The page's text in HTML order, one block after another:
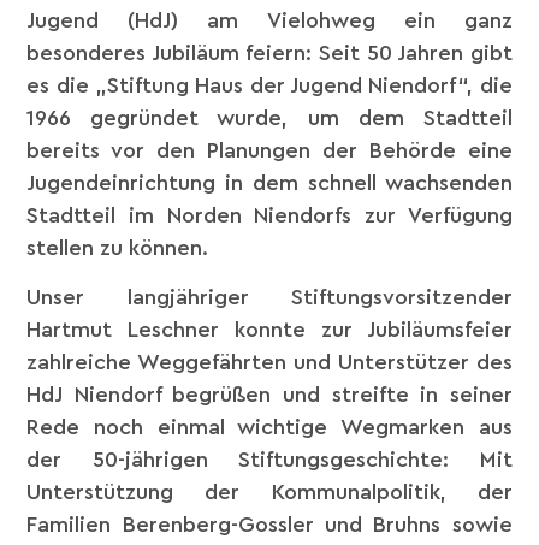
Jugend (HdJ) am Vielohweg ein ganz
besonderes Jubiläum feiern: Seit 50 Jahren gibt
es die „Stiftung Haus der Jugend Niendorf“, die
1966 gegründet wurde, um dem Stadtteil
bereits vor den Planungen der Behörde eine
Jugendeinrichtung in dem schnell wachsenden
Stadtteil im Norden Niendorfs zur Verfügung
stellen zu können.
Unser langjähriger Stiftungsvorsitzender
Hartmut Leschner konnte zur Jubiläumsfeier
zahlreiche Weggefährten und Unterstützer des
HdJ Niendorf begrüßen und streifte in seiner
Rede noch einmal wichtige Wegmarken aus
der 50-jährigen Stiftungsgeschichte: Mit
Unterstützung der Kommunalpolitik, der
Familien Berenberg-Gossler und Bruhns sowie